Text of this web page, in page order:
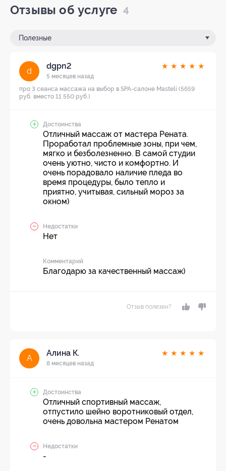
Отзывы об услуге 4
Полезные
d
dgpn2
5 месяцев назад
★ ★ ★ ★ ★
про 3 сеанса массажа на выбор в SPA-салоне Masteli (5659
руб. вместо 11 550 руб.)
Достоинства
Отличный массаж от мастера Рената.
Проработал проблемные зоны, при чем,
мягко и безболезненно. В самой студии
очень уютно, чисто и комфортно. И
очень порадовало наличие пледа во
время процедуры, было тепло и
приятно, учитывая, сильный мороз за
окном)
Недостатки
Нет
Комментарий
Благодарю за качественный массаж)
Отзыв полезен?
А
Алина К.
8 месяцев назад
★ ★ ★ ★ ★
Достоинства
Отличный спортивный массаж,
отпустило шейно воротниковый отдел,
очень довольна мастером Ренатом
Недостатки
-